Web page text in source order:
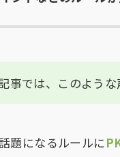
事では、このよう
題になるルールに